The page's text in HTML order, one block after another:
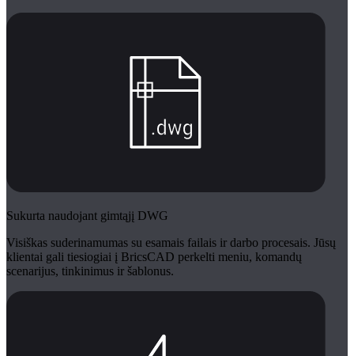
Sukurta naudojant gimtąjį DWG
Visiškas suderinamumas su esamais failais ir darbo procesais. Jūsų
klientai gali tiesiogiai į BricsCAD perkelti meniu, komandų
scenarijus, tinkinimus ir šablonus.